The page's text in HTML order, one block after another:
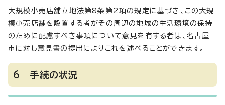
大規模小売店舗立地法第8条第2項の規定に基づき、この大規
模小売店舗を設置する者がその周辺の地域の生活環境の保持
のために配慮すべき事項について意見を有する者は、名古屋
市に対し意見書の提出によりこれを述べることができます。
6 手続の状況